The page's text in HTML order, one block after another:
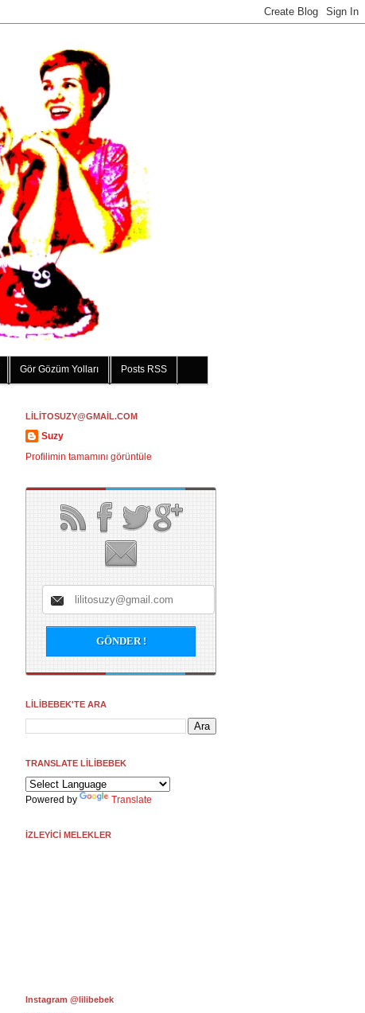
Gör Gözüm Yolları Posts RSS
LİLİTOSUZY@GMAİL.COM
Suzy
Profilimin tamamını görüntüle
LİLİBEBEK'TE ARA
TRANSLATE LİLİBEBEK
Powered by Translate
İZLEYİCİ MELEKLER
Instagram @lilibebek